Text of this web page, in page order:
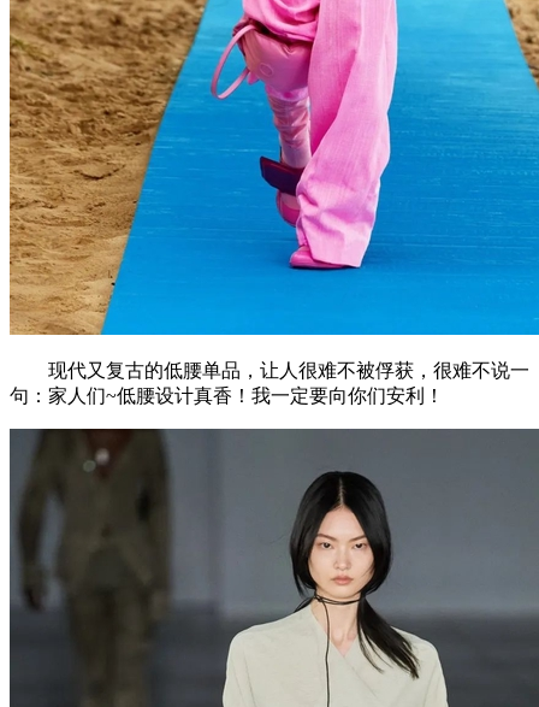
现代又复古的低腰单品，让人很难不被俘获，很难不说一
句：家人们~低腰设计真香！我一定要向你们安利！